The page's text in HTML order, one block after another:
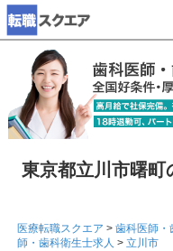
東京都立川市曙町
医療転職スクエア > 歯科医師・
師・歯科衛生士求人 > 立川市